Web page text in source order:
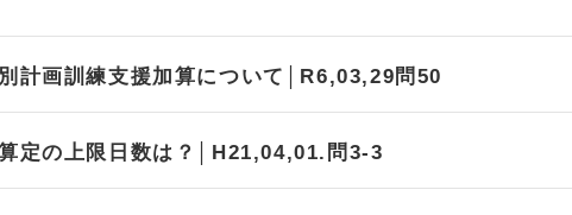
計画訓練支援加算について│R6,03,29問50
定の上限日数は？│H21,04,01.問3-3